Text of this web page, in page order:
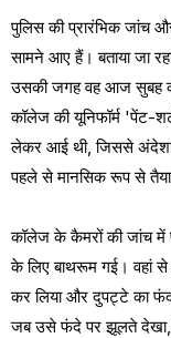
पुलिस की प्रारंभिक जांच
सामने आए हैं। बताया जा
उसकी जगह वह आज सुबह
कॉलेज की यूनिफॉर्म 'पेंट-
लेकर आई थी, जिससे अंदेशा
पहले से मानसिक रूप से
कॉलेज के कैमरों की जांच में
के लिए बाथरूम गई। वहां
कर लिया और दुपट्टे का
जब उसे फंदे पर झूलते देखा,